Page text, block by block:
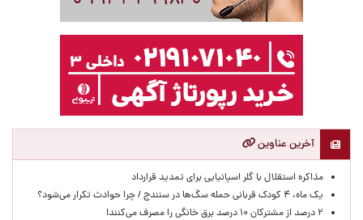
آخرین عناوین
مذاکره استقلال با گلر اسپانیایی برای تمدید قرارداد
یک ماه، ۴ کودک قربانی حمله سگ‌ها در سنندج / چرا حوادث تکرار می‌شود؟
۲ درصد از مشترکان ۱۰ درصد برق خانگی را مصرف می‌کنند!